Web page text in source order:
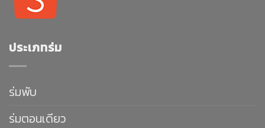
ประเภทร่ม
ร่มพับ
ร่มตอนเดียว